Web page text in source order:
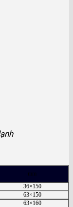
mm
36×150
63×150
63×160